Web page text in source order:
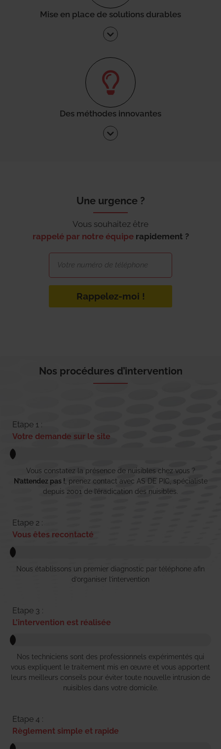
Mise en place de solutions durables
Des méthodes innovantes
Une urgence ?
Vous souhaitez être
rappelé par notre équipe rapidement ?
Rappelez-moi !
Nos procédures d’intervention
Etape 1 :
Votre demande sur le site
Vous constatez la présence de nuisibles chez vous ?
N’attendez pas ! , prenez contact avec AS DE PIC, spécialiste
depuis 2001 de l’éradication des nuisibles.
Etape 2 :
Vous êtes recontacté
Nous établissons un premier diagnostic par téléphone afin
d’organiser l’intervention
Etape 3 :
L'intervention est réalisée
Nos techniciens sont des professionnels expérimentés qui
vous expliquent le traitement mis en œuvre et vous apportent
leurs meilleurs conseils pour éviter toute nouvelle intrusion de
nuisibles dans votre domicile.
Etape 4 :
Règlement simple et rapide